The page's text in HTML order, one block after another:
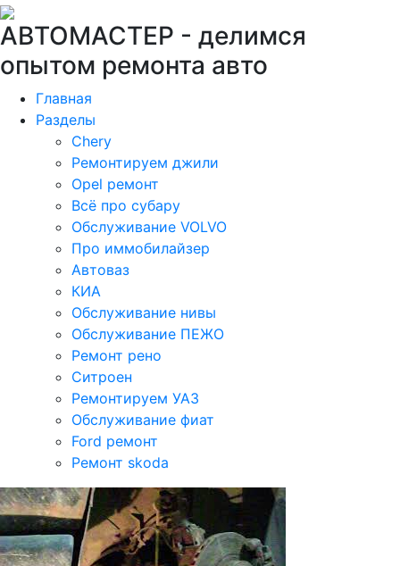
АВТОМАСТЕР - делимся
опытом ремонта авто
Главная
Разделы
Chery
Ремонтируем джили
Opel ремонт
Всё про субару
Обслуживание VOLVO
Про иммобилайзер
Автоваз
КИА
Обслуживание нивы
Обслуживание ПЕЖО
Ремонт рено
Ситроен
Ремонтируем УАЗ
Обслуживание фиат
Ford ремонт
Ремонт skoda